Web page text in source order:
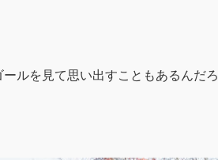
ルを見て思い出すこともあるんだろ